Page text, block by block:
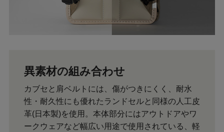
異素材の組み合わせ
カブセと肩ベルトには、傷がつきにくく、耐水
性・耐久性にも優れたランドセルと同様の人工皮
革(日本製)を使用。本体部分にはアウトドアやワ
ークウェアなど幅広い用途で使用されている、軽